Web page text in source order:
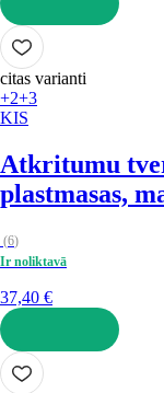
LIKT GROZĀ
citas varianti
+2+3
KIS
Atkritumu
plastmasas,
(6)
Ir noliktavā
37,40 €
LIKT GROZĀ